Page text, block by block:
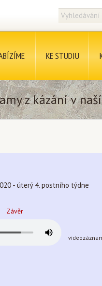
KE STUDIU
z kázání v
- úterý 4. postního týdne
Závěr